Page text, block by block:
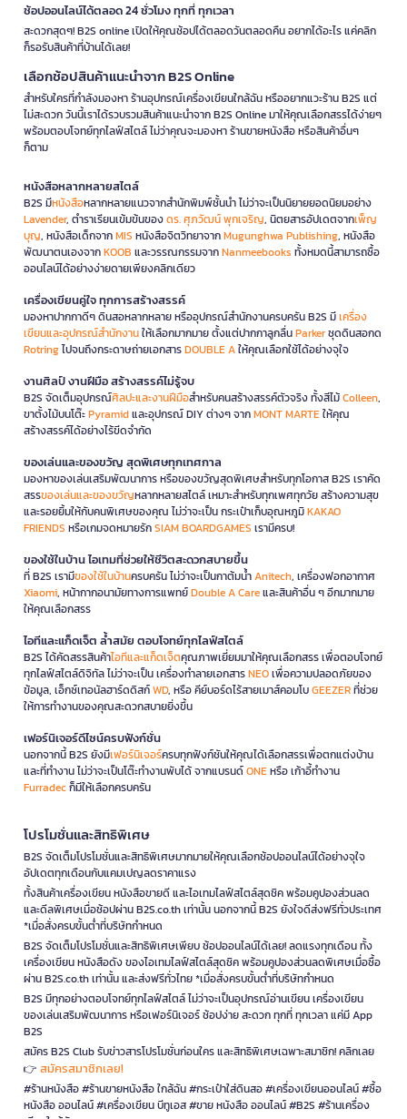
ช้อปออนไลน์ได้ตลอด 24 ชั่วโมง ทุกที่ ทุกเวลา
สะดวกสุดๆ! B2S online เปิดให้คุณช้อปได้ตลอดวันตลอดคืน อยากได้อะไร แค่คลิก
ก็รอรับสินค้าที่บ้านได้เลย!
เลือกช้อปสินค้าแนะนำจาก B2S Online
สำหรับใครที่กำลังมองหา ร้านอุปกรณ์เครื่องเขียนใกล้ฉัน หรืออยากแวะร้าน B2S แต่
ไม่สะดวก วันนี้เราได้รวบรวมสินค้าแนะนำจาก B2S Online มาให้คุณเลือกสรรได้ง่ายๆ
พร้อมตอบโจทย์ทุกไลฟ์สไตล์ ไม่ว่าคุณจะมองหา ร้านขายหนังสือ หรือสินค้าอื่นๆ
ก็ตาม
หนังสือหลากหลายสไตล์
B2S มีหนังสือหลากหลายแนวจากสำนักพิมพ์ชั้นนำ ไม่ว่าจะเป็นนิยายยอดนิยมอย่าง
Lavender, ตำราเรียนเข้มข้นของดร. ศุภวัฒน์ พุกเจริญ, นิตยสารอัปเดตจากเพ็ญ
บุญ, หนังสือเด็กจากMIS หนังสือจิตวิทยาจากMugunghwa Publishing, หนังสือ
พัฒนาตนเองจากKOOB และวรรณกรรมจากNanmeebooks ทั้งหมดนี้สามารถซื้อ
ออนไลน์ได้อย่างง่ายดายเพียงคลิกเดียว
เครื่องเขียนคู่ใจ ทุกการสร้างสรรค์
มองหาปากกาดีๆ ดินสอหลากหลาย หรืออุปกรณ์สำนักงานครบครัน B2S มีเครื่อง
เขียนและอุปกรณ์สำนักงานให้เลือกมากมาย ตั้งแต่ปากกาลูกลื่นParkerชุดดินสอกด
Rotringไปจนถึงกระดาษถ่ายเอกสารDOUBLE Aให้คุณเลือกใช้ได้อย่างจุใจ
งานศิลป์ งานฝีมือ สร้างสรรค์ไม่รู้จบ
B2S จัดเต็มอุปกรณ์ศิลปะและงานฝีมือสำหรับคนสร้างสรรค์ตัวจริง ทั้งสีไม้Colleen,
ขาตั้งไม้บนโต๊ะPyramidและอุปกรณ์ DIY ต่างๆ จากMONT MARTEให้คุณ
สร้างสรรค์ได้อย่างไร้ขีดจำกัด
ของเล่นและของขวัญ สุดพิเศษทุกเทศกาล
มองหาของเล่นเสริมพัฒนาการ หรือของขวัญสุดพิเศษสำหรับทุกโอกาส B2S เราคัด
สรรของเล่นและของขวัญหลากหลายสไตล์ เหมาะสำหรับทุกเพศทุกวัย สร้างความสุข
และรอยยิ้มให้กับคนพิเศษของคุณ ไม่ว่าจะเป็น กระเป๋าเก็บอุณหภูมิKAKAO
FRIENDS หรือเกมจดหมายรักSIAM BOARDGAMES เรามีครบ!
ของใช้ในบ้าน ไอเทมที่ช่วยให้ชีวิตสะดวกสบายขึ้น
ที่ B2S เรามีของใช้ในบ้านครบครัน ไม่ว่าจะเป็นกาต้มน้ำAnitech, เครื่องฟอกอากาศ
Xiaomi, หน้ากากอนามัยทางการแพทย์Double A Careและสินค้าอื่น ๆ อีกมากมาย
ให้คุณเลือกสรร
ไอทีและแก็ดเจ็ต ล้ำสมัย ตอบโจทย์ทุกไลฟ์สไตล์
B2S ได้คัดสรรสินค้าไอทีและแก็ดเจ็ตคุณภาพเยี่ยมมาให้คุณเลือกสรร เพื่อตอบโจทย์
ทุกไลฟ์สไตล์ดิจิทัล ไม่ว่าจะเป็น เครื่องทำลายเอกสารNEOเพื่อความปลอดภัยของ
ข้อมูล, เอ็กซ์เทอนัลฮาร์ดดิสก์WD, หรือ คีย์บอร์ดไร้สายเมาส์คอมโบGEEZERที่ช่วย
ให้การทำงานของคุณสะดวกสบายยิ่งขึ้น
เฟอร์นิเจอร์ดีไซน์ครบฟังก์ชั่น
นอกจากนี้ B2S ยังมีเฟอร์นิเจอร์ครบทุกฟังก์ชันให้คุณได้เลือกสรรเพื่อตกแต่งบ้าน
และที่ทำงาน ไม่ว่าจะเป็นโต๊ะทำงานพับได้ จากแบรนด์ONEหรือ เก้าอี้ทำงาน
Furradecก็มีให้เลือกครบครัน
โปรโมชั่นและสิทธิพิเศษ
B2S จัดเต็มโปรโมชั่นและสิทธิพิเศษมากมายให้คุณเลือกช้อปออนไลน์ได้อย่างจุใจ
อัปเดตทุกเดือนกับแคมเปญลดราคาแรง
ทั้งสินค้าเครื่องเขียน หนังสือขายดี และไอเทมไลฟ์สไตล์สุดชิค พร้อมคูปองส่วนลด
และดีลพิเศษเมื่อช้อปผ่าน B2S.co.th เท่านั้น นอกจากนี้ B2S ยังใจดีส่งฟรีทั่วประเทศ
*เมื่อสั่งครบขั้นต่ำที่บริษัทกำหนด
B2S จัดเต็มโปรโมชั่นและสิทธิพิเศษเพียบ ช้อปออนไลน์ได้เลย! ลดแรงทุกเดือน ทั้ง
เครื่องเขียน หนังสือดัง ของไอเทมไลฟ์สไตล์สุดชิค พร้อมคูปองส่วนลดพิเศษเมื่อซื้อ
ผ่าน B2S.co.th เท่านั้น และส่งฟรีทั่วไทย *เมื่อสั่งครบขั้นต่ำที่บริษัทกำหนด
B2S มีทุกอย่างตอบโจทย์ทุกไลฟ์สไตล์ ไม่ว่าจะเป็นอุปกรณ์อ่านเขียน เครื่องเขียน
ของเล่นเสริมพัฒนาการ หรือเฟอร์นิเจอร์ ช้อปง่าย สะดวก ทุกที่ ทุกเวลา แค่มี App
B2S
สมัคร B2S Club รับข่าวสารโปรโมชั่นก่อนใคร และสิทธิพิเศษเฉพาะสมาชิก! คลิกเลย
👉 สมัครสมาชิกเลย!
#ร้านหนังสือ #ร้านขายหนังสือ ใกล้ฉัน #กระเป๋าใส่ดินสอ #เครื่องเขียนออนไลน์ #ซื้อ
หนังสือ ออนไลน์ #เครื่องเขียน บีทูเอส #ขาย หนังสือ ออนไลน์ #B2S #ร้านเครื่อง